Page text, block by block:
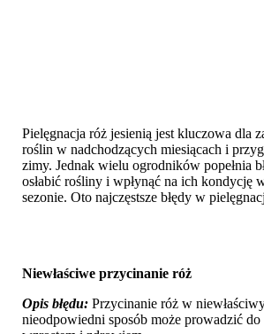
Pielęgnacja róż jesienią jest kluczowa dla
roślin w nadchodzących miesiącach i
zimy. Jednak wielu ogrodników popełnia
osłabić rośliny i wpłynąć na ich kondycję
sezonie. Oto najczęstsze błędy w
Niewłaściwe przycinanie róż
Opis błędu: Przycinanie róż w
nieodpowiedni sposób może prowadzić